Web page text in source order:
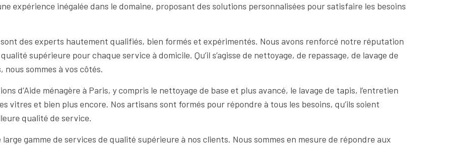
expérience inégalée dans le domaine, proposant des solutions personnalisées pour satisfaire les besoins
sont des experts hautement qualifiés, bien formés et expérimentés. Nous avons renforcé notre réputation
supérieure pour chaque service à domicile. Qu’il s’agisse de nettoyage, de repassage, de lavage de
sommes à vos côtés.
d’Aide ménagère à Paris, y compris le nettoyage de base et plus avancé, le lavage de tapis, l’entretien
vitres et bien plus encore. Nos artisans sont formés pour répondre à tous les besoins, qu’ils soient
qualité de service.
gamme de services de qualité supérieure à nos clients. Nous sommes en mesure de répondre aux